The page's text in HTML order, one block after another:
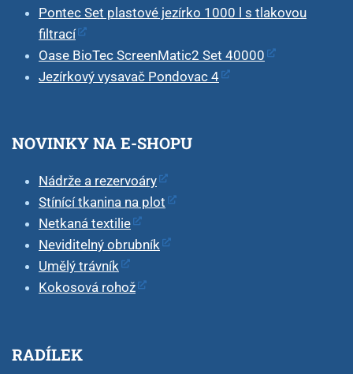
Pontec Set plastové jezírko 1000 l s tlakovou
filtrací
Oase BioTec ScreenMatic2 Set 40000
Jezírkový vysavač Pondovac 4
NOVINKY NA E-SHOPU
Nádrže a rezervoáry
Stínící tkanina na plot
Netkaná textilie
Neviditelný obrubník
Umělý trávník
Kokosová rohož
RADÍLEK